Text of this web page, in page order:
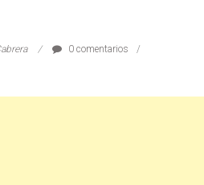
0 comentarios